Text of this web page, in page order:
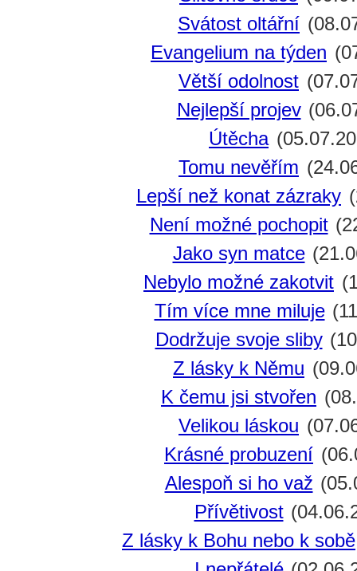
Svátost oltářní
Evangelium na týden
Větší odolnost
Nejlepší projev
Útěcha
Tomu nevěřím
Lepší než konat zázraky
Není možné pochopit
Jako syn matce
Nebylo možné zakotvit
Tím více mne miluje
Dodržuje svoje sliby
Z lásky k Němu
K čemu jsi stvořen
Velikou láskou
Krásné probuzení
Alespoň si ho važ
Přívětivost
Z lásky k Bohu nebo k sobě